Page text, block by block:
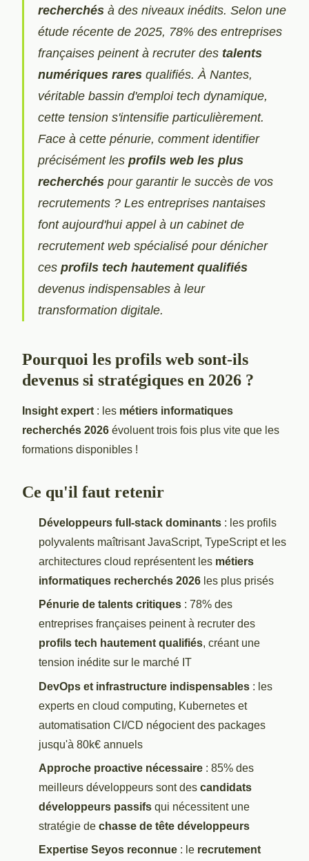
recherchés à des niveaux inédits. Selon une
étude récente de 2025, 78% des entreprises
françaises peinent à recruter des talents
numériques rares qualifiés. À Nantes,
véritable bassin d'emploi tech dynamique,
cette tension s'intensifie particulièrement.
Face à cette pénurie, comment identifier
précisément les profils web les plus
recherchés pour garantir le succès de vos
recrutements ? Les entreprises nantaises
font aujourd'hui appel à un cabinet de
recrutement web spécialisé pour dénicher
ces profils tech hautement qualifiés
devenus indispensables à leur
transformation digitale.
Pourquoi les profils web sont-ils
devenus si stratégiques en 2026 ?
Insight expert : les métiers informatiques
recherchés 2026 évoluent trois fois plus vite que les
formations disponibles !
Ce qu'il faut retenir
Développeurs full-stack dominants : les profils
polyvalents maîtrisant JavaScript, TypeScript et les
architectures cloud représentent les métiers
informatiques recherchés 2026 les plus prisés
Pénurie de talents critiques : 78% des
entreprises françaises peinent à recruter des
profils tech hautement qualifiés, créant une
tension inédite sur le marché IT
DevOps et infrastructure indispensables : les
experts en cloud computing, Kubernetes et
automatisation CI/CD négocient des packages
jusqu'à 80k€ annuels
Approche proactive nécessaire : 85% des
meilleurs développeurs sont des candidats
développeurs passifs qui nécessitent une
stratégie de chasse de tête développeurs
Expertise Seyos reconnue : le recrutement